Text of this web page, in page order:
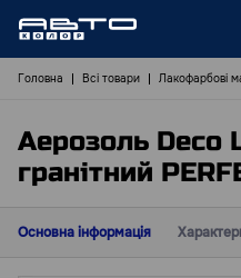
Головна Всі товари Лакофарбові
Аерозоль Deco
гранітний
Основна інформація